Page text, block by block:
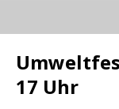
17 Uhr